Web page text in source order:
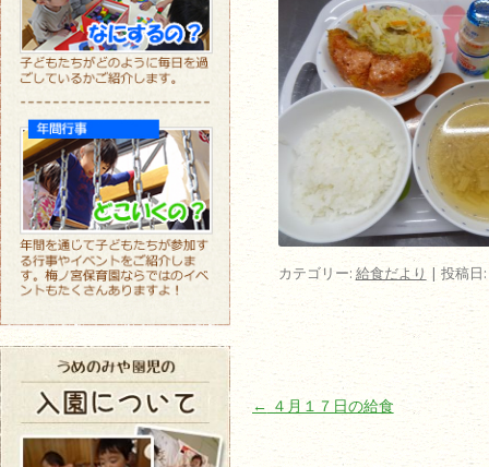
カテゴリー: 給食だより | 投稿日:
投稿ナビゲーション
← ４月１７日の給食